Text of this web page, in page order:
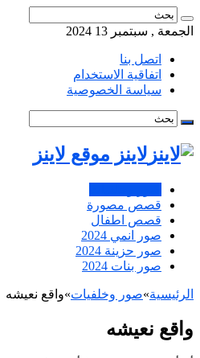
الجمعة , سبتمبر 13 2024
اتصل بنا
اتفاقية الاستخدام
سياسة الخصوصية
لاينز موقع لاينز
قصص مصورة
قصص اطفال
صور انمي 2024
صور حزينة 2024
صور بنات 2024
الرئيسية»صور وخلفيات»واقع نعيشه
واقع نعيشه